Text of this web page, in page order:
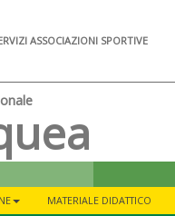
ASSOCIAZIONI SPORTIVE
MATERIALE DIDATTICO